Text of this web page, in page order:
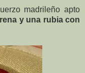
madrileño apto
y una rubia con